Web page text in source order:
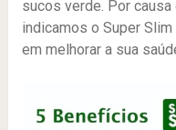
sucos verde. Por
indicamos o Super
em melhorar a sua